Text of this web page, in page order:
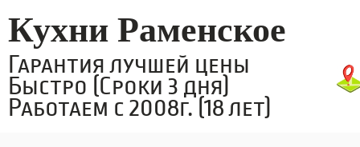
Кухни Раменское
Гарантия лучшей цены
Быстро (Сроки 3 дня)
Работаем с 2008г. (18 лет)